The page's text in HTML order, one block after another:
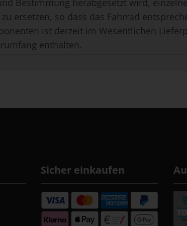
Bestimmung herabgesetzt wird,
ersetzen, so dass das Fahrrad
ist derzeit im Wesentlichen
enthalten.
Sicher einkaufen